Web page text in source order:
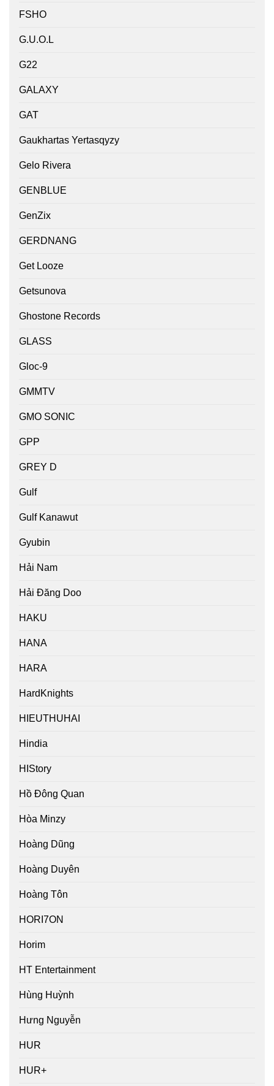
FSHO
G.U.O.L
G22
GALAXY
GAT
Gaukhartas Yertasqyzy
Gelo Rivera
GENBLUE
GenZix
GERDNANG
Get Looze
Getsunova
Ghostone Records
GLASS
Gloc-9
GMMTV
GMO SONIC
GPP
GREY D
Gulf
Gulf Kanawut
Gyubin
Hải Nam
Hải Đăng Doo
HAKU
HANA
HARA
HardKnights
HIEUTHUHAI
Hindia
HIStory
Hồ Đông Quan
Hòa Minzy
Hoàng Dũng
Hoàng Duyên
Hoàng Tôn
HORI7ON
Horim
HT Entertainment
Hùng Huỳnh
Hưng Nguyễn
HUR
HUR+